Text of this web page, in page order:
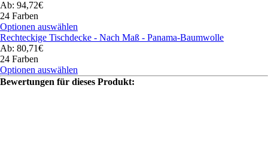
Ab: 94,72€
24 Farben
Optionen auswählen
Rechteckige Tischdecke - Nach Maß - Panama-Baumwolle
Ab: 80,71€
24 Farben
Optionen auswählen
Bewertungen für dieses Produkt: